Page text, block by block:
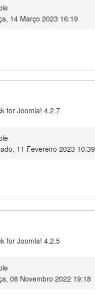
14 Março 2023 16:19
for Joomla! 4.2.7
11 Fevereiro 2023 10:39
for Joomla! 4.2.5
08 Novembro 2022 19:18